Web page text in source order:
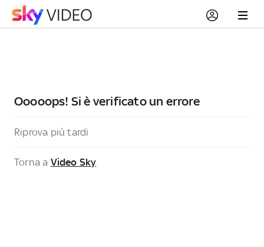
Ooooops! Si è verificato un errore
Riprova più tardi
Torna a Video Sky